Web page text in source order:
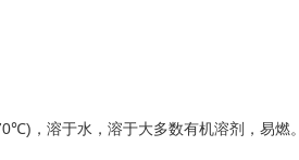
，溶于水，溶于大多数有机溶剂，易燃。